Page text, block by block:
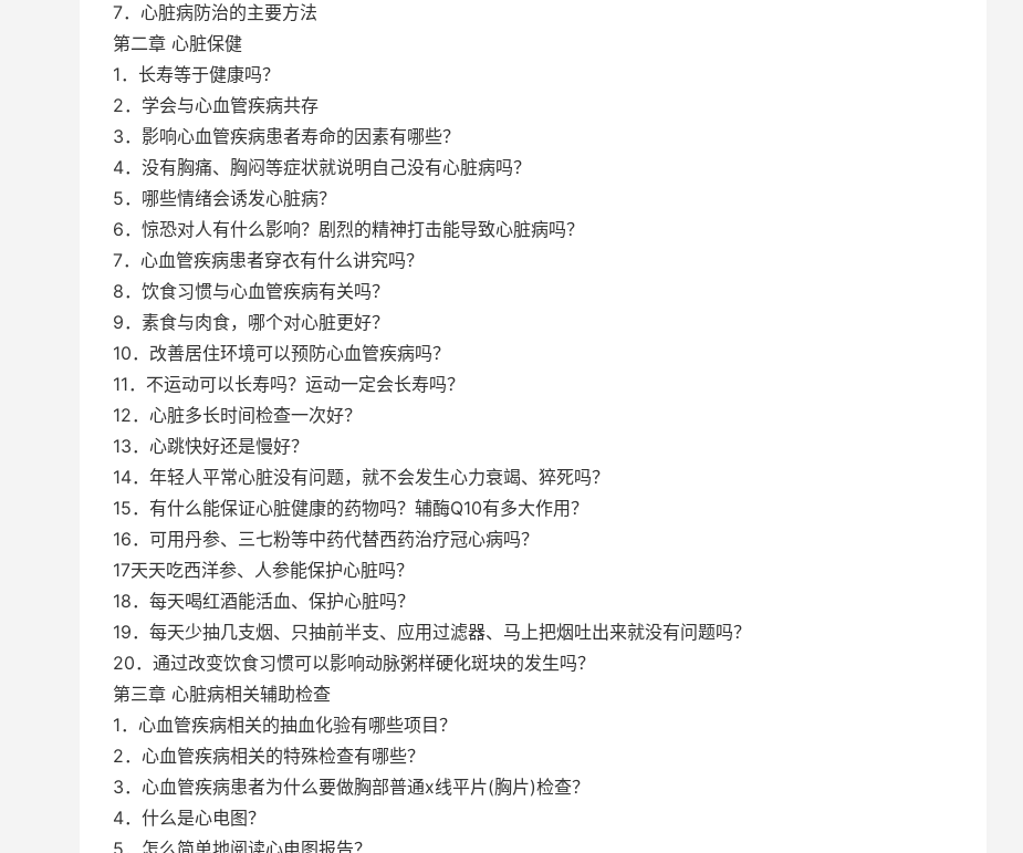
7．心脏病防治的主要方法
第二章 心脏保健
1．长寿等于健康吗？
2．学会与心血管疾病共存
3．影响心血管疾病患者寿命的因素有哪些？
4．没有胸痛、胸闷等症状就说明自己没有心脏病吗？
5．哪些情绪会诱发心脏病？
6．惊恐对人有什么影响？剧烈的精神打击能导致心脏病吗？
7．心血管疾病患者穿衣有什么讲究吗？
8．饮食习惯与心血管疾病有关吗？
9．素食与肉食，哪个对心脏更好？
10．改善居住环境可以预防心血管疾病吗？
11．不运动可以长寿吗？运动一定会长寿吗？
12．心脏多长时间检查一次好？
13．心跳快好还是慢好？
14．年轻人平常心脏没有问题，就不会发生心力衰竭、猝死吗？
15．有什么能保证心脏健康的药物吗？辅酶Q10有多大作用？
16．可用丹参、三七粉等中药代替西药治疗冠心病吗？
17天天吃西洋参、人参能保护心脏吗？
18．每天喝红酒能活血、保护心脏吗？
19．每天少抽几支烟、只抽前半支、应用过滤器、马上把烟吐出来就没有问题吗？
20．通过改变饮食习惯可以影响动脉粥样硬化斑块的发生吗？
第三章 心脏病相关辅助检查
1．心血管疾病相关的抽血化验有哪些项目？
2．心血管疾病相关的特殊检查有哪些？
3．心血管疾病患者为什么要做胸部普通x线平片(胸片)检查？
4．什么是心电图？
5．怎么简单地阅读心电图报告？